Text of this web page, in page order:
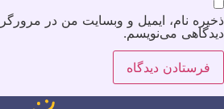
ذخیره نام، ایمیل و وبسایت من در
دیدگاهی می‌نویسم.